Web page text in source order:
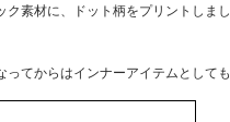
素材に、ドット柄をプリントしまし
てからはインナーアイテムとしても